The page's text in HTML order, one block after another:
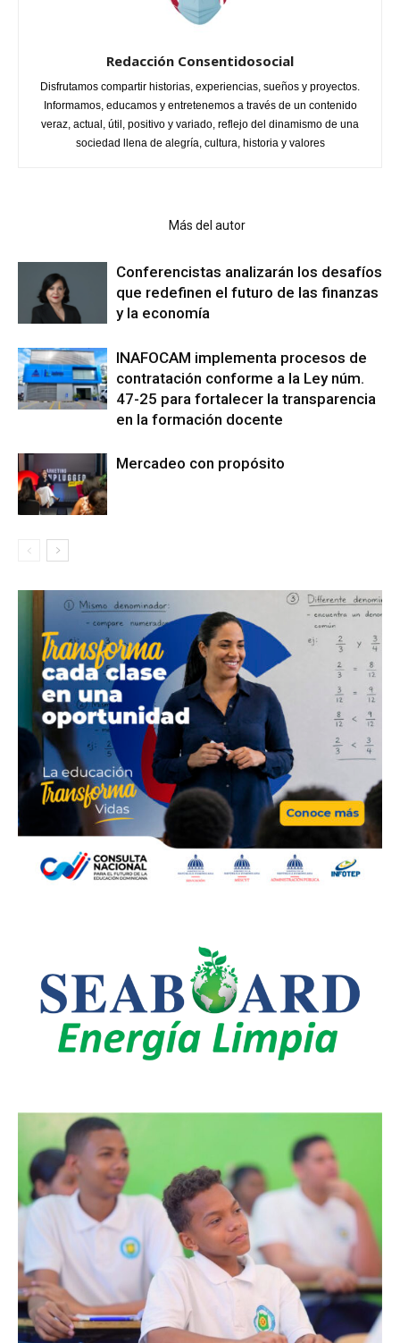
Redacción Consentidosocial
Disfrutamos compartir historias, experiencias, sueños y proyectos.
Informamos, educamos y entretenemos a través de un contenido
veraz, actual, útil, positivo y variado, reflejo del dinamismo de una
sociedad llena de alegría, cultura, historia y valores
Más del autor
Conferencistas analizarán los desafíos
que redefinen el futuro de las finanzas
y la economía
INAFOCAM implementa procesos de
contratación conforme a la Ley núm.
47-25 para fortalecer la transparencia
en la formación docente
Mercadeo con propósito